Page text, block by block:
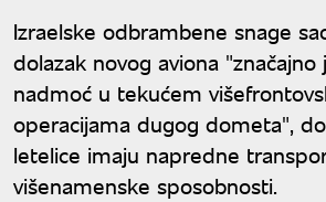
Izraelske odbrambene snage
dolazak novog aviona "značajno
nadmoć u tekućem
operacijama dugog dometa",
letelice imaju napredne
višenamenske sposobnosti.